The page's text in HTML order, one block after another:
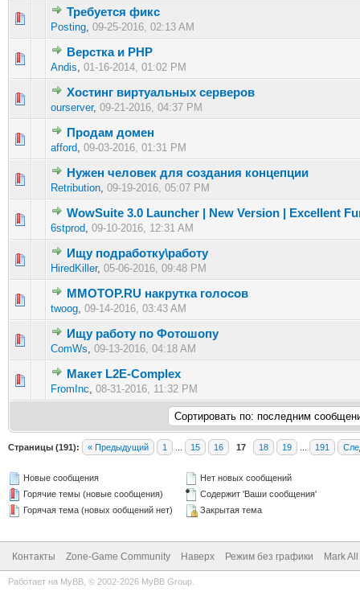
Требуется фикс
Posting, 09-25-2016, 02:13 AM
0 голос(ов) - 0 из 5 в среднем
1
Верстка и PHP
Andis, 01-16-2014, 01:02 PM
1 голос(ов) - 5 из 5 в среднем
Хостинг виртуальных серверов
ourserver, 09-21-2016, 04:37 PM
0 голос(ов) - 0 из 5 в среднем
12345
Продам домен
afford, 09-03-2016, 01:31 PM
0 голос(ов) - 0 из 5 в среднем
Нужен человек для создания концепции
Retribution, 09-19-2016, 05:07 PM
0 голос(ов) - 0 из 5 в среднем
1 2345
WowSuite 3.0 Launcher | New Version | Excellent
6stprod, 09-10-2016, 12:31 AM
0 голос(ов) - 0 из 5 в среднем
12345
Ищу подработку\работу
HiredKiller, 05-06-2016, 09:48 PM
0 голос(ов) - 0 из 5 в среднем
12345
MMOTOP.RU накрутка голосов
twoog, 09-14-2016, 03:43 AM
0 голос(ов) - 0 из 5 в среднем
1234 5
Ищу работу по Фотошопу
ComWs, 09-13-2016, 04:18 AM
0 голос(ов) - 0 из 5 в среднем
12345
Макет L2E-Complex
FromInc, 08-31-2016, 11:32 PM
0 голос(ов) - 0 из 5 в среднем
12345
Страницы (191): « Предыдущий 1 15 16 17 18 19 191
Новые сообщения
Горячие темы (новые сообщения)
Горячая тема (новых ообщений нет)
Нет новых сообщений
Содержит 'Ваши сообщения'
Закрытая тема
Контакты Zone-Game Community Наверх Режим без графики Mark
Работает на MyBB , © 2002-2026 MyBB Group